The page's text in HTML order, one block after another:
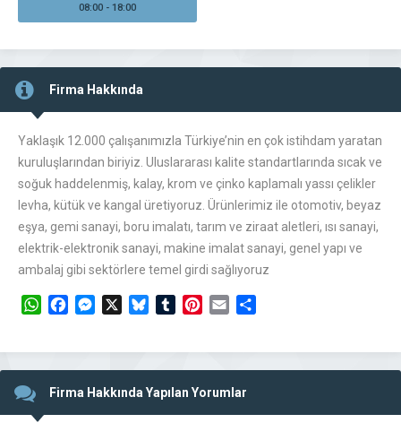
08:00 - 18:00
Firma Hakkında
Yaklaşık 12.000 çalışanımızla Türkiye’nin en çok istihdam yaratan
kuruluşlarından biriyiz. Uluslararası kalite standartlarında sıcak ve
soğuk haddelenmiş, kalay, krom ve çinko kaplamalı yassı çelikler
levha, kütük ve kangal üretiyoruz. Ürünlerimiz ile otomotiv, beyaz
eşya, gemi sanayi, boru imalatı, tarım ve ziraat aletleri, ısı sanayi,
elektrik-elektronik sanayi, makine imalat sanayi, genel yapı ve
ambalaj gibi sektörlere temel girdi sağlıyoruz
WhatsAppFacebookMessengerBlueskyTumblrPinterest
Email
Firma Hakkında Yapılan Yorumlar